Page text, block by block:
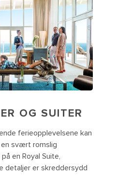
OG SUITER
ferieopplevelsene kan
svært romslig
en Royal Suite,
detaljer er skreddersydd